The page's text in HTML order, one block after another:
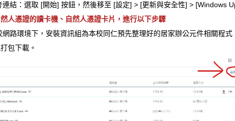
連結 ：選取 [開始] 按鈕，然後移至 [設定] > [更新與安全性] > [Windows
人憑證的讀卡機、自然人憑證卡片，進行以下步驟
路環境下，安裝資訊組為本校同仁預先整理好的居家辦公元件相關程式
包下載。